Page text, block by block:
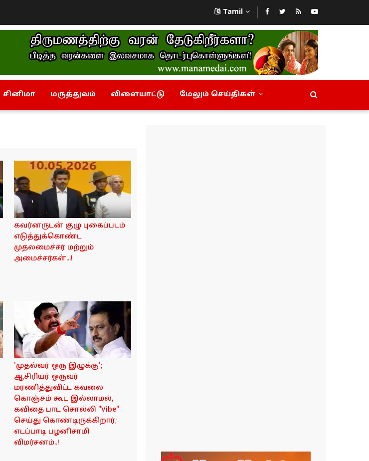
Tamil
சினிமா மருத்துவம் விளையாட்டு மேலும் செய்திகள்
கவர்னருடன் குழு புகைப்படம்
எடுத்துக்கொண்ட
முதலமைச்சர் மற்றும்
அமைச்சர்கள்...!
'முதல்வர் ஒரு இழுக்கு';
ஆசிரியர் ஒருவர்
மரணித்துவிட்ட கவலை
கொஞ்சம் கூட இல்லாமல்,
கவிதை பாட சொல்லி "Vibe"
செய்து கொண்டிருக்கிறார்;
எடப்பாடி பழனிசாமி
விமர்சனம்..!